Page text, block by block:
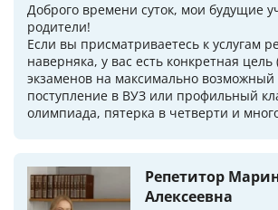
Доброго времени суток, мои будущие
родители!
Если вы присматриваетесь к услугам
наверняка, у вас есть конкретная цель
экзаменов на максимально возможный
поступление в ВУЗ или профильный
олимпиада, пятерка в четверти и
Репетитор
Алексеевна